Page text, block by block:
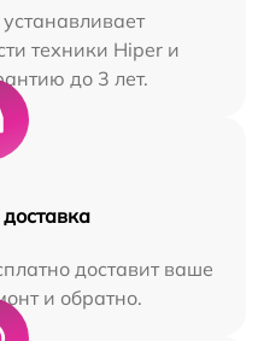
техники Hiper и
до 3 лет.
доставит ваше
и обратно.